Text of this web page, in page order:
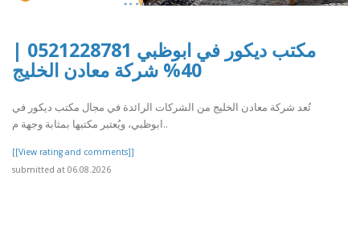
مكتب ديكور في ابوظبي 0521228781 |
40% شركة معادن الخليج
تُعد شركة معادن الخليج من الشركات الرائدة في مجال مكتب ديكور في
ابوظبي، ويُعتبر مكتبها بمثابة وجهة م..
[[View rating and comments]]
submitted at 06.08.2026